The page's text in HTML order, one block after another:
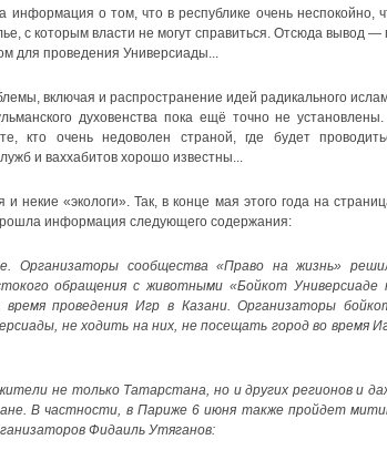
о том, что в республике очень неспокойно,
с которым власти не могут справиться. Отсюда вывод —
для проведения Универсиады...
включая и распространение идей радикального
духовенства пока ещё точно не
кто очень недоволен страной, где будет
и ваххабитов хорошо известны...
некие «экологи». Так, в конце мая этого года на
информация следующего содержания:
Организаторы сообщества «Право на жизнь»
обращения с животными «Бойкот Универсиаде
проведения Игр в Казани. Организаторы
не ходить на них, не посещать город во время
не только Татарстана, но и других регионов и
В частности, в Париже 6 июня также пройдет
Фидаиль Утяганов: